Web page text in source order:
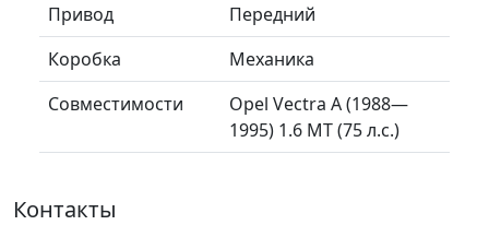
Привод
Передний
Коробка
Механика
Совместимости
Opel Vectra A (1988—
1995) 1.6 MT (75 л.с.)
Контакты